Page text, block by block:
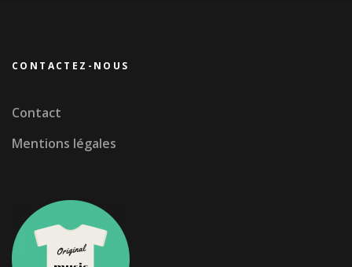
CONTACTEZ-NOUS
Contact
Mentions légales